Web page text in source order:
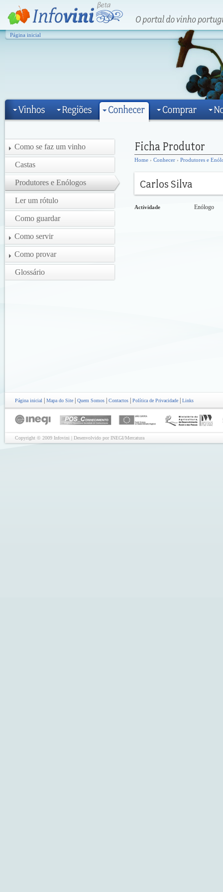
Página inicial
Como se faz um vinho
Castas
Produtores e Enólogos
Ler um rótulo
Como guardar
Como servir
Como provar
Glossário
Home › Conhecer › Produtores e
Actividade Enólogo
Página inicial Mapa do Site Quem Somos Contactos Política de Privacidade Links
Copyright © 2009 Infovini | Desenvolvido por INEGI/Mercatura